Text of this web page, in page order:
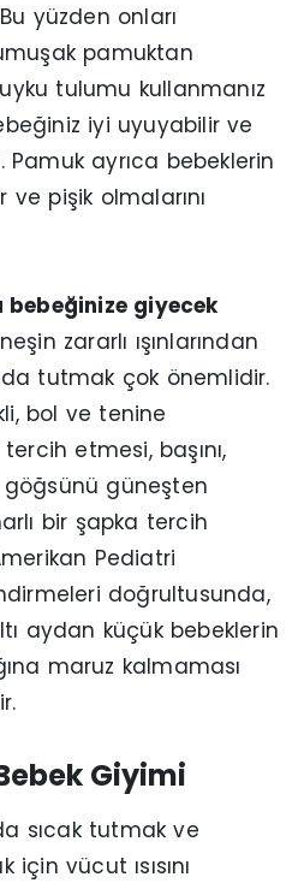
yüzden onları
pamuktan
tulumu kullanmanız
iyi uyuyabilir ve
ayrıca bebeklerin
pişik olmalarını
bebeğinize giyecek
zararlı ışınlarından
tutmak çok önemlidir.
bol ve tenine
etmesi, başını,
güneşten
bir şapka tercih
Pediatri
doğrultusunda,
aydan küçük bebeklerin
maruz kalmaması
Giyimi
sıcak tutmak ve
vücut ısısını